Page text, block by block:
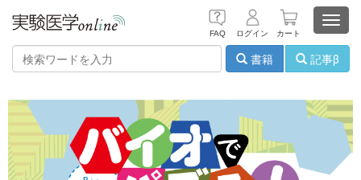
FAQ ログイン カート
書籍
記事β